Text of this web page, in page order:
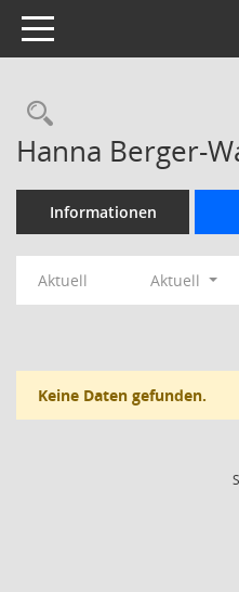
Toggle navigation
Hanna Berger-
Informationen
Aktuell Aktuell
Keine Daten gefunden.